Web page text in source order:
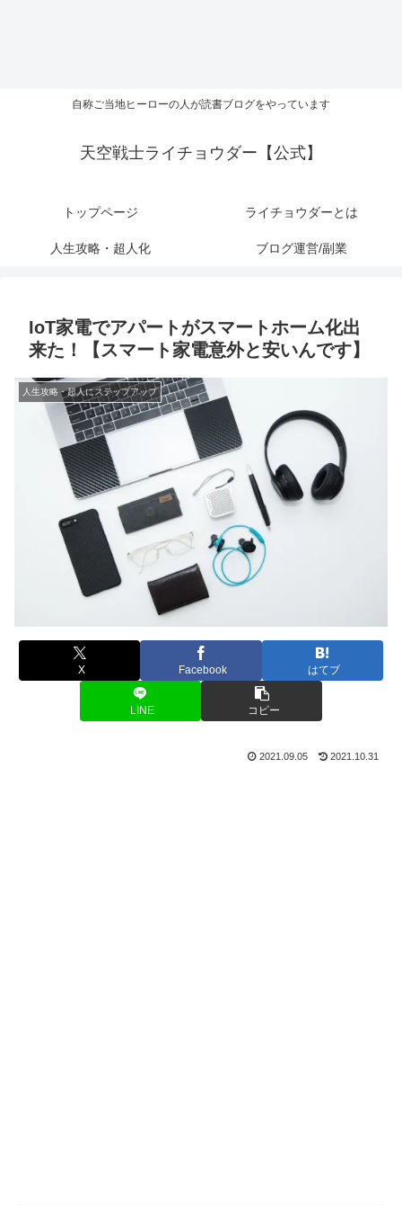
自称ご当地ヒーローの人が読書ブログをやっています
天空戦士ライチョウダー【公式】
トップページ ライチョウダーとは
人生攻略・超人化 ブログ運営/副業
IoT家電でアパートがスマートホーム化出
来た！【スマート家電意外と安いんです】
人生攻略・超人にステップアップ
X Facebook はてブ
LINE コピー
2021.09.05 2021.10.31